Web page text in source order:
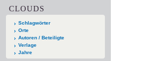
CLOUDS
Schlagwörter
Orte
Autoren / Beteiligte
Verlage
Jahre